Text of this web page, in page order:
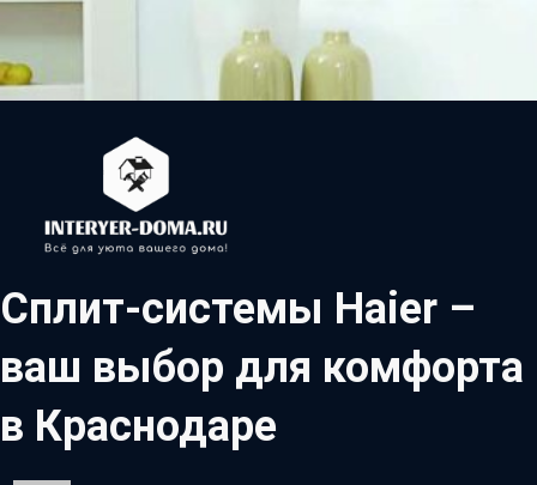
Сплит-системы Haier –
ваш выбор для комфорта
в Краснодаре